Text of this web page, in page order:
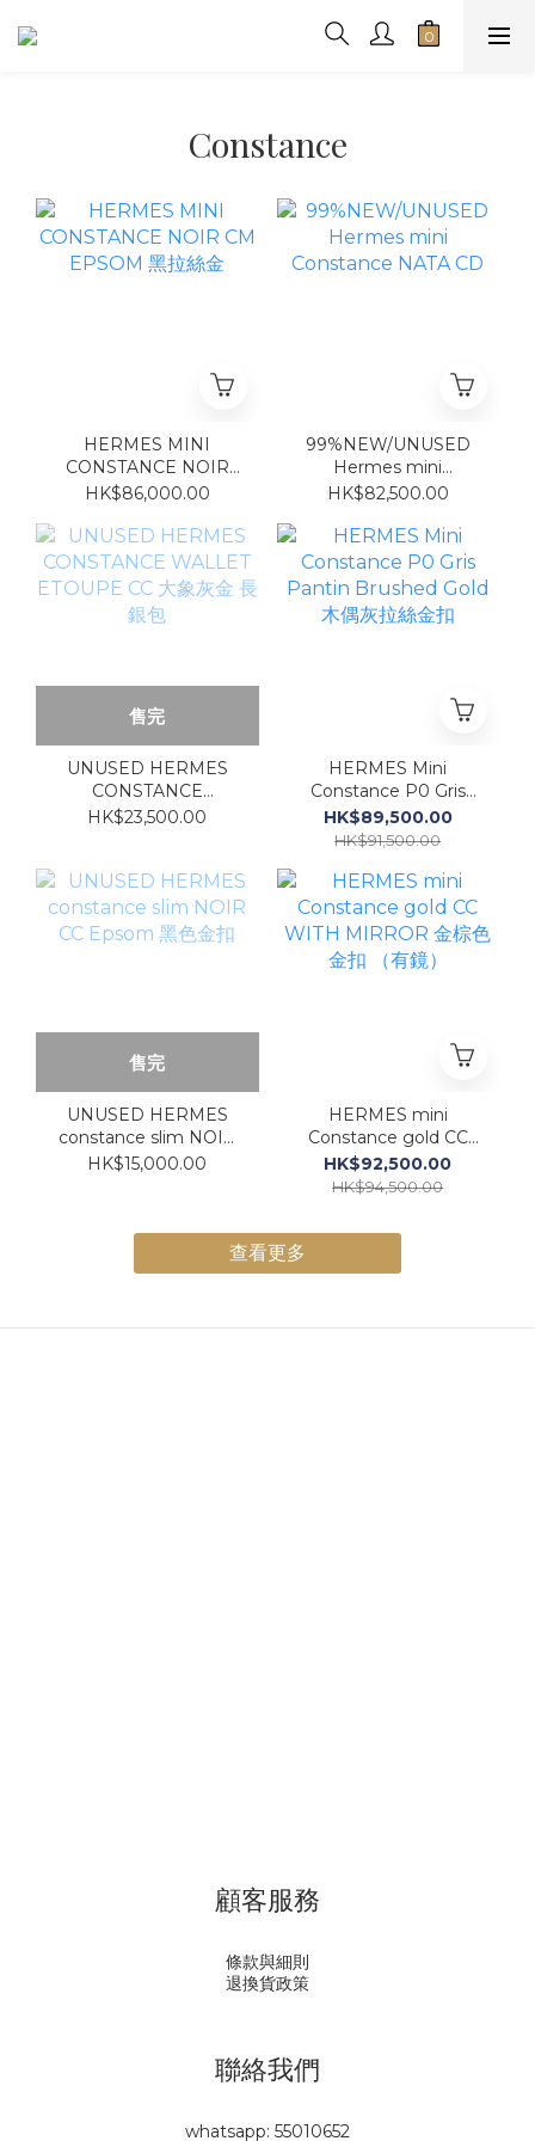
Constance
HERMES MINI
CONSTANCE NOIR
CM EPSOM 黑拉絲金
HK$86,000.00
99%NEW/UNUSED
Hermes mini
Constance NATA CD
HK$82,500.00
售完
UNUSED HERMES
CONSTANCE
WALLET ETOUPE CC
HK$23,500.00
HERMES Mini
Constance P0 Gris
Pantin Brushed Gold
木偶灰拉絲金扣
HK$89,500.00
HK$91,500.00
售完
UNUSED HERMES
constance slim NOIR
CC Epsom 黑色金扣
HK$15,000.00
HERMES mini
Constance gold CC
WITH MIRROR 金棕色
金扣 （有鏡）
HK$92,500.00
HK$94,500.00
查看更多
顧客服務
條款與細則
退換貨政策
聯絡我們
whatsapp: 55010652